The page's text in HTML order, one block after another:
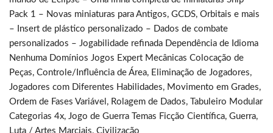
Pack 1 – Novas miniaturas para Antigos, GCDS, Orbitais e mais
– Insert de plástico personalizado – Dados de combate
personalizados – Jogabilidade refinada Dependência de Idioma
Nenhuma Domínios Jogos Expert Mecânicas Colocação de
Peças, Controle/Influência de Área, Eliminação de Jogadores,
Jogadores com Diferentes Habilidades, Movimento em Grades,
Ordem de Fases Variável, Rolagem de Dados, Tabuleiro Modular
Categorias 4x, Jogo de Guerra Temas Ficção Científica, Guerra,
Luta / Artes Marciais, Civilização